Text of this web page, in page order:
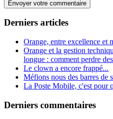
Derniers articles
Orange, entre excellence et
Orange et la gestion
longue : comment perdre
Le clown a encore frappé...
Méfions nous des barres de
La Poste Mobile, c'est pour
Derniers commentaires